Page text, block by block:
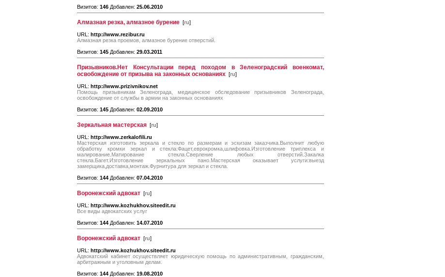
Визитов: 146 Добавлен: 25.06.2010
Алмазная резка, алмазное бурение [ru]
URL: http://www.rezibur.ru
Алмазная резка проемов, алмазное бурение отверстий.
Визитов: 145 Добавлен: 29.03.2011
Призывников.Нет Консультации перед походом в Зеленоградский военкомат,
освобождение от призыва на законных основаниях [ru]
URL: http://www.prizivnikov.net
Помощь призывникам Зеленограда, медицинское обследование призывников Зеленограда,
освобождение от службы в армии на законных основаниях
Визитов: 145 Добавлен: 02.09.2010
Зеркальная мастерская [ru]
URL: http://www.zerkalofili.ru
Мастерская изготовить зеркала и стекло по размерам и эскизам заказчика.Выполнит любую
обработку кромки зеркал и стекла:Фацет,еврокромка,шлифовка.Изготовление триплекса и
малирование.Матирование стекла.Сверление любых отверстий.Закалка
стекла.Багет.Изготовление зеркальных пано.Мастерская оказывает услуги:выезд
замерщика,доставка,монтаж.Фурнитура для зеркал и стекла.
Визитов: 144 Добавлен: 07.04.2010
Воронежский адвокат [ru]
URL: http://www.kozhukhov.siteedit.ru
Все виды адвокатских услуг
Визитов: 144 Добавлен: 14.07.2010
Воронежский адвокат [ru]
URL: http://www.kozhukhov.siteedit.ru
Адвокатский кабинет осуществляет юридическую помощь по административным, гражданским,
арбитражным и уголовным делам.
Визитов: 144 Добавлен: 19.08.2010